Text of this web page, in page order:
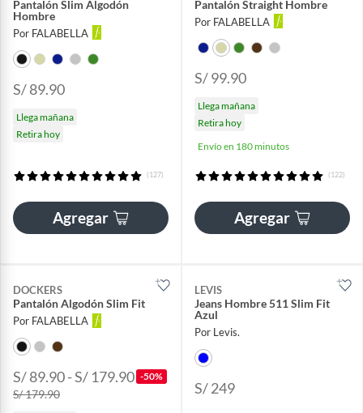
Pantalón Slim Algodón
Hombre
Por FALABELLA
S/ 89.90
Llega mañana
Retira hoy
(127)
Agregar
Pantalón Straight Hombre
Por FALABELLA
S/ 99.90
Llega mañana
Retira hoy
Envío en 180 minutos
(122)
Agregar
DOCKERS
Pantalón Algodón Slim Fit
Por FALABELLA
S/ 89.90 - S/ 179.90 -50%
S/ 179.90
LEVIS
Jeans Hombre 511 Slim Fit
Azul
Por Levis.
S/ 249